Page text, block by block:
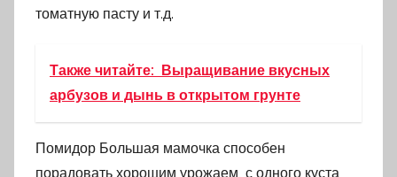
томатную пасту и т.д.
Также читайте: Выращивание вкусных
арбузов и дынь в открытом грунте
Помидор Большая мамочка способен
порадовать хорошим урожаем, с одного куста